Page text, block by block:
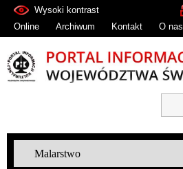
Wysoki kontrast
Online
Archiwum Kontakt O nas